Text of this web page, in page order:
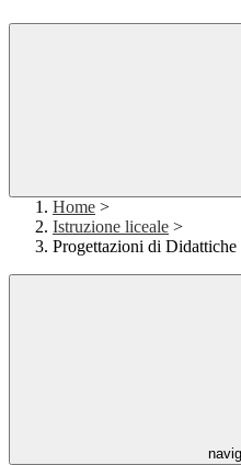
Home >
Istruzione liceale >
Progettazioni di